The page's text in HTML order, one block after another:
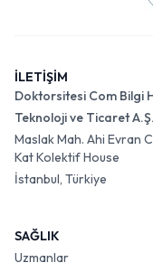
İLETİŞİM
Doktorsitesi Com Bilgi
Teknoloji ve Ticaret A.Ş.
Maslak Mah. Ahi Evran
Kat Kolektif House
İstanbul, Türkiye
SAĞLIK
Uzmanlar